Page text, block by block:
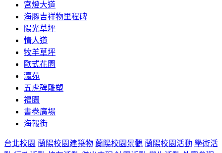
宮燈大道
海豚吉祥物里程碑
陽光草坪
情人道
牧羊草坪
歐式花園
瀛苑
五虎碑雕塑
福園
書卷廣場
海報街
台北校園 蘭陽校園建築物 蘭陽校園景觀 蘭陽校園活動 學術活